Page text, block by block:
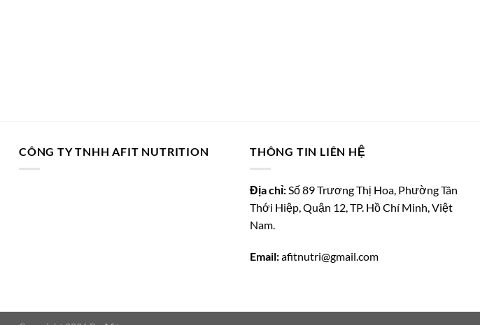
CÔNG TY TNHH AFIT NUTRITION THÔNG TIN LIÊN HỆ
Địa chỉ: Số 89 Trương Thị Hoa, Phường Tân
Thới Hiệp, Quận 12, TP. Hồ Chí Minh, Việt
Nam.
Email:afitnutri@gmail.com